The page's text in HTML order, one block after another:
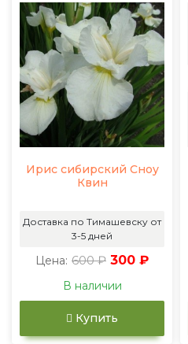
Ирис сибирский Сноу
Квин
Доставка по Тимашевску от
3-5 дней
Цена: 600 ₽ 300 ₽
В наличии
Купить